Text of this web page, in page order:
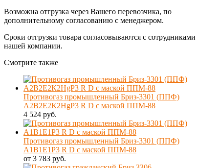
Возможна отгрузка через Вашего перевозчика, по
дополнительному согласованию с менеджером.
Сроки отгрузки товара согласовываются с сотрудниками
нашей компании.
Смотрите также
Противогаз промышленный Бриз-3301 (ППФ)
А2В2Е2К2HgР3 R D с маской ППМ-88
4 524 руб.
Противогаз промышленный Бриз-3301 (ППФ)
А1В1Е1Р3 R D с маской ППМ-88
от 3 783 руб.